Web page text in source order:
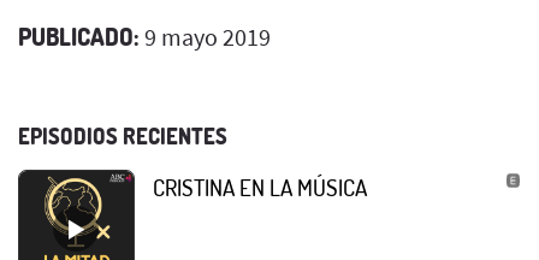
PUBLICADO: 9 mayo 2019
EPISODIOS RECIENTES
CRISTINA EN LA MÚSICA